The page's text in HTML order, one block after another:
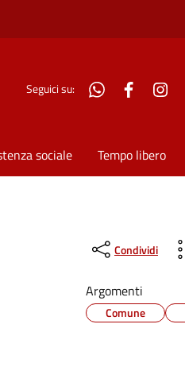
Seguici su: WhatsAppFacebook
sociale Tempo libero
Condividi
Argomenti
Comune